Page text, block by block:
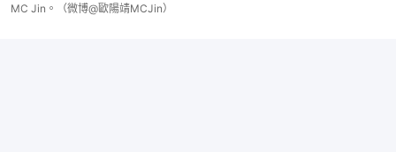
MC Jin。（微博@歐陽靖MCJin）